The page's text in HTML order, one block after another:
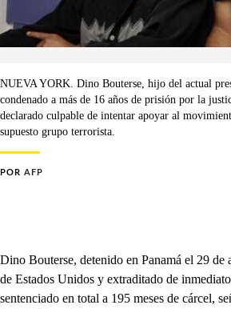
NUEVA YORK. Dino Bouterse, hijo del actual
condenado a más de 16 años de prisión por la
declarado culpable de intentar apoyar al
supuesto grupo terrorista.
POR AFP
Dino Bouterse, detenido en Panamá el 29 de
de Estados Unidos y extraditado de
sentenciado en total a 195 meses de cárcel,